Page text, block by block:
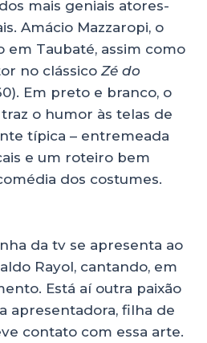
mais geniais atores-
Amácio Mazzaropi, o
em Taubaté, assim como
no clássico Zé do
Em preto e branco, o
o humor às telas de
típica – entremeada
e um roteiro bem
dos costumes.
da tv se apresenta ao
Rayol, cantando, em
Está aí outra paixão
apresentadora, filha de
contato com essa arte.